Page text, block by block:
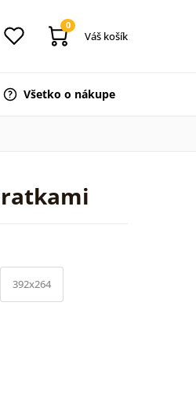
0
Váš košík
Všetko o nákupe
392x264